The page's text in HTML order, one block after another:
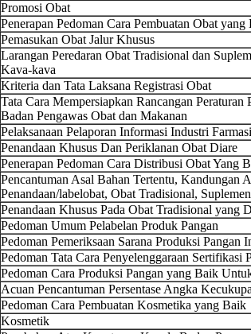
Promosi Obat
Penerapan Pedoman Cara Pembuatan Obat yang
Pemasukan Obat Jalur Khusus
Larangan Peredaran Obat Tradisional dan
Kava-kava
Kriteria dan Tata Laksana Registrasi Obat
Tata Cara Mempersiapkan Rancangan
Badan Pengawas Obat dan Makanan
Pelaksanaan Pelaporan Informasi Industri Farmasi
Penandaan Khusus Dan Periklanan Obat Diare
Penerapan Pedoman Cara Distribusi Obat Yang
Pencantuman Asal Bahan Tertentu, Kandungan
Penandaan/labelobat, Obat Tradisional,
Penandaan Khusus Pada Obat Tradisional
Pedoman Umum Pelabelan Produk Pangan
Pedoman Pemeriksaan Sarana Produksi Pangan
Pedoman Tata Cara Penyelenggaraan Sertifikasi
Pedoman Cara Produksi Pangan yang Baik
Acuan Pencantuman Persentase Angka
Pedoman Cara Pembuatan Kosmetika yang Baik
Kosmetik